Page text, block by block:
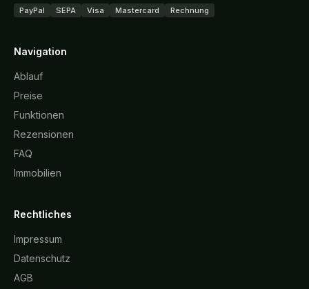
PayPal SEPA Visa Mastercard Rechnung
Navigation
Ablauf
Preise
Funktionen
Rezensionen
FAQ
Immobilien
Rechtliches
Impressum
Datenschutz
AGB